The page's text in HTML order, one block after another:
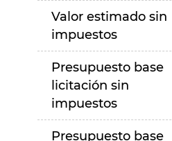
Valor estimado sin
impuestos
Presupuesto base
licitación sin
impuestos
Presupuesto base